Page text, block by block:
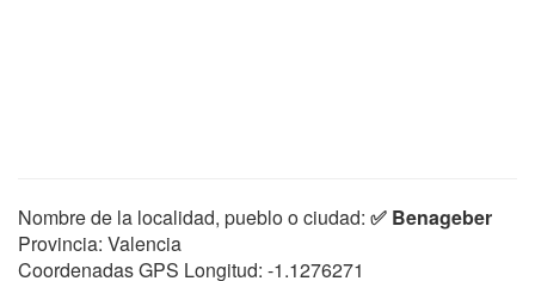
Nombre de la localidad, pueblo o ciudad: ✅ Benageber
Provincia: Valencia
Coordenadas GPS Longitud: -1.1276271